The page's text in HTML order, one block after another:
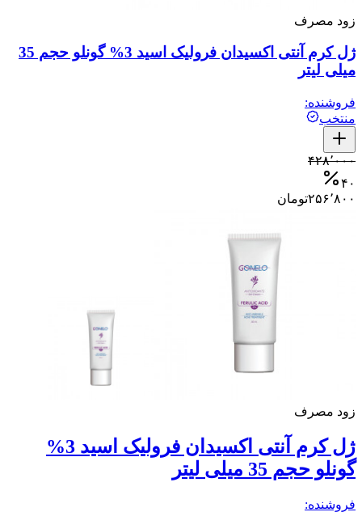
زود مصرف
ژل کرم آنتی اکسیدان فرولیک اسید 3% گونلو حجم 35
میلی لیتر
فروشنده:
منتخب
۴۲۸٬۰۰۰
۴۰
۲۵۶٬۸۰۰تومان
زود مصرف
ژل کرم آنتی اکسیدان فرولیک اسید 3%
گونلو حجم 35 میلی لیتر
فروشنده: